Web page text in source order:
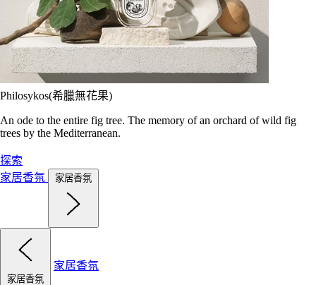
Philosykos(希臘無花果)
An ode to the entire fig tree. The memory of an orchard of wild fig
trees by the Mediterranean.
探索
家居香氛
家居香氛
家居香氛
家居香氛